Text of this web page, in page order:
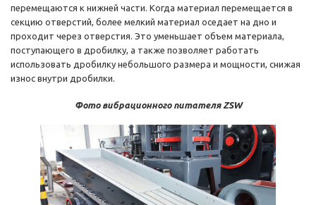
перемещаются к нижней части. Когда материал перемещается в
секцию отверстий, более мелкий материал оседает на дно и
проходит через отверстия. Это уменьшает объем материала,
поступающего в дробилку, а также позволяет работать
использовать дробилку небольшого размера и мощности, снижая
износ внутри дробилки.
Фото вибрационного питателя ZSW